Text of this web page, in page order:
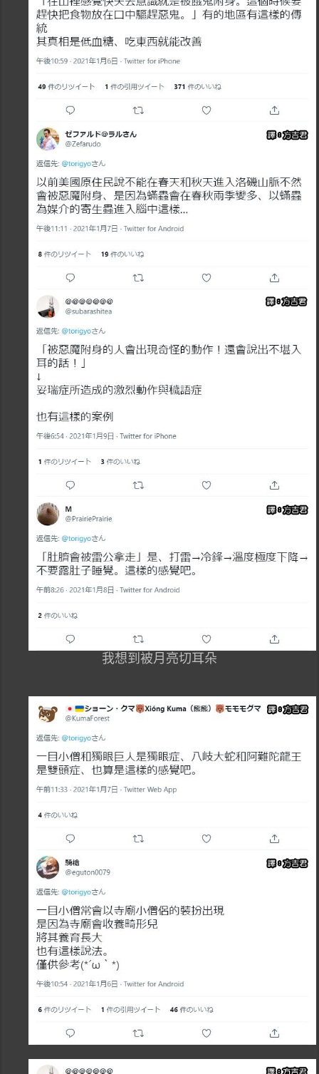
我想到被月亮切耳朵